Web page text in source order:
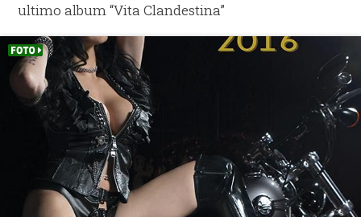
ultimo album “Vita Clandestina”